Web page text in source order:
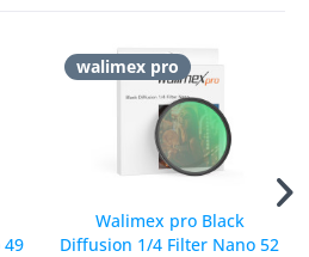
walimex pro
Walimex pro Black
Diffusion 1/4 Filter Nano 52